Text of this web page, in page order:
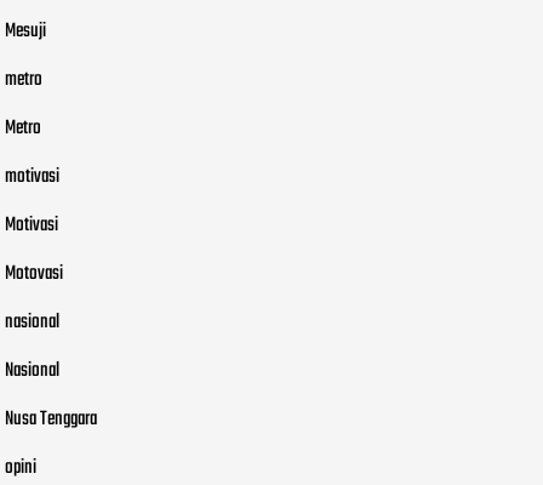
Mesuji
metro
Metro
motivasi
Motivasi
Motovasi
nasional
Nasional
Nusa Tenggara
opini